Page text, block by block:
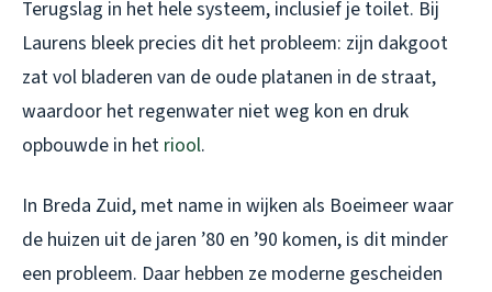
Terugslag in het hele systeem, inclusief je toilet. Bij
Laurens bleek precies dit het probleem: zijn dakgoot
zat vol bladeren van de oude platanen in de straat,
waardoor het regenwater niet weg kon en druk
opbouwde in het riool.
In Breda Zuid, met name in wijken als Boeimeer waar
de huizen uit de jaren ’80 en ’90 komen, is dit minder
een probleem. Daar hebben ze moderne gescheiden